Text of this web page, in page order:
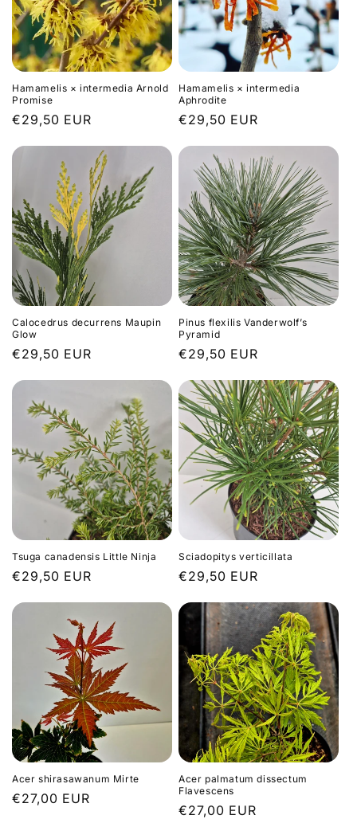
Hamamelis × intermedia Arnold
Promise
Prix
€29,50 EUR
Hamamelis × intermedia
Aphrodite
Prix
€29,50 EUR
Calocedrus decurrens Maupin
Glow
Prix
€29,50 EUR
Pinus flexilis Vanderwolf’s
Pyramid
Prix
€29,50 EUR
Tsuga canadensis Little Ninja
Prix
€29,50 EUR
Sciadopitys verticillata
Prix
€29,50 EUR
Acer shirasawanum Mirte
Prix
€27,00 EUR
Acer palmatum dissectum
Flavescens
Prix
€27,00 EUR